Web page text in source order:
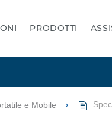
PRODOTTI
e Mobile